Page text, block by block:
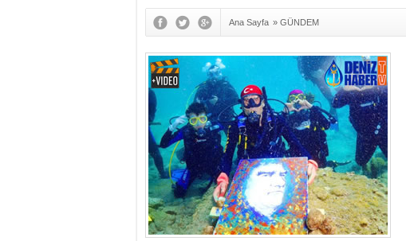
Ana Sayfa » GÜNDEM